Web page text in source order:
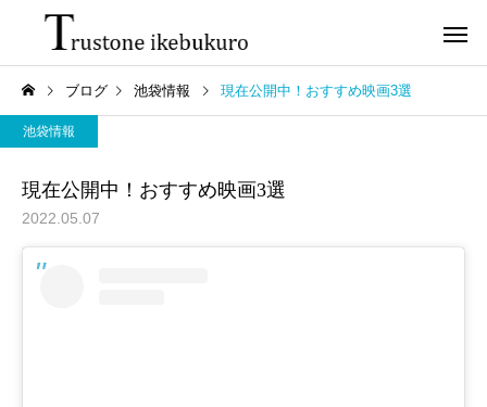
ブログ 池袋情報 現在公開中！おすすめ映画3選
池袋情報
現在公開中！おすすめ映画3選
2022.05.07